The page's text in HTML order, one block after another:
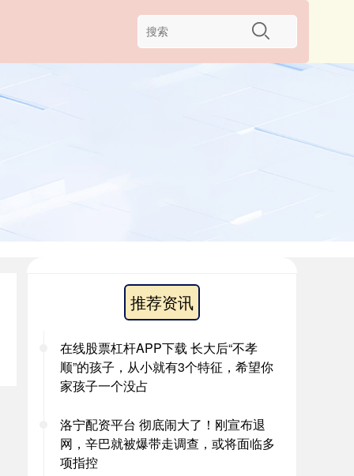
推荐资讯
在线股票杠杆APP下载 长大后“不孝
顺”的孩子，从小就有3个特征，希望你
家孩子一个没占
洛宁配资平台 彻底闹大了！刚宣布退
网，辛巴就被爆带走调查，或将面临多
项指控